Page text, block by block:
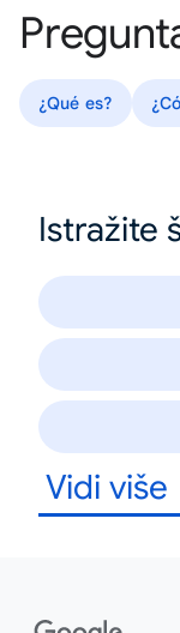
¿Qué es?
Istražite
Vidi više